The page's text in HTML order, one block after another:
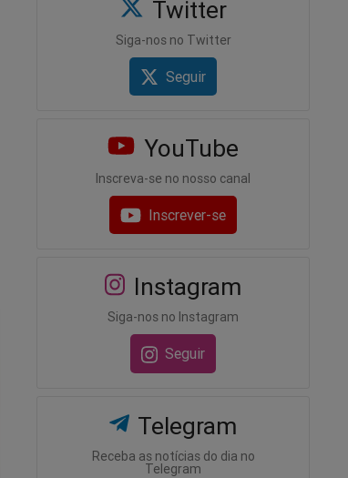
Twitter
Siga-nos no Twitter
Seguir
YouTube
Inscreva-se no nosso canal
Inscrever-se
Instagram
Siga-nos no Instagram
Seguir
Telegram
Receba as notícias do dia no
Telegram